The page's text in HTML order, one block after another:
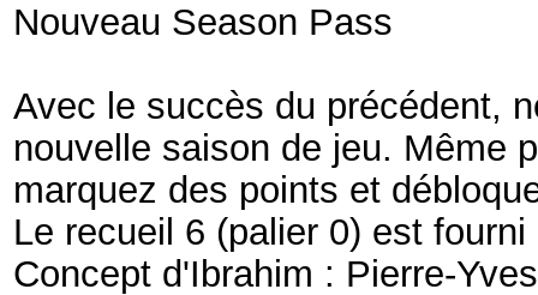
Nouveau Season Pass
Avec le succès du précédent,
nouvelle saison de jeu. Même
marquez des points et
Le recueil 6 (palier 0) est
Concept d'Ibrahim : Pierre-